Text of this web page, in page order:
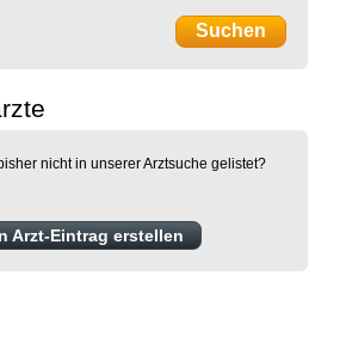
nicht in unserer Arztsuche gelistet?
Arzt-Eintrag erstellen